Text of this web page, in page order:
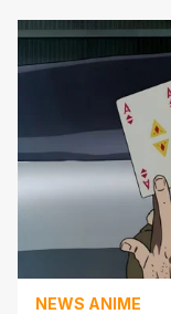
NEWS ANIME